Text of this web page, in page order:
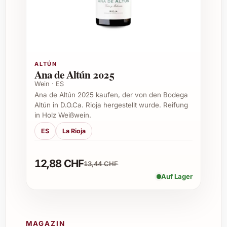
mit Wild, gereiftem Käse, mediterranen
Gerichten und festlichen Menüs mit
Ist der Wein lagerfähig?
Ja, Ausàs Interpretación 2023 kann gut
mehrere Jahre in einem kühlen und
dunklen Weinkeller reifen und entwickelt
dabei noch mehr Komplexität.
Welche Rebsorten werden verwendet?
ALTÚN
Ana de Altún 2025
Wein · ES
Ana de Altún 2025 kaufen, der von den Bodega
Altún in D.O.Ca. Rioja hergestellt wurde. Reifung
in Holz Weißwein.
ES La Rioja
12,88 CHF13,44 CHF
Auf Lager
MAGAZIN